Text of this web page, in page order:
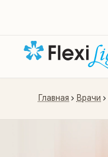
Главная Врачи